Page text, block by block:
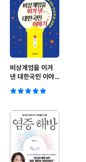
비상계엄을 이겨
낸 대한국민 이야